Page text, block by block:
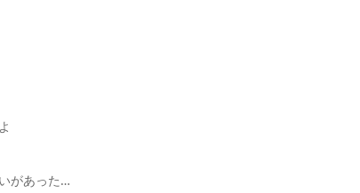
があった…